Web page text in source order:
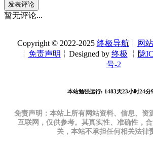
发表评论
暂无评论...
Copyright © 2022-2025 终极导航 ╎ 网
╎ 免责声明 ╎Designed by 终极 ╎ 陇
号-2
本站勉强运行: 1483天23小时24分
免责声明：本站上所有网站资料、信息、资
互联网，仅供参考。其真实性、准确性，
关，本站不承担任何相关法律